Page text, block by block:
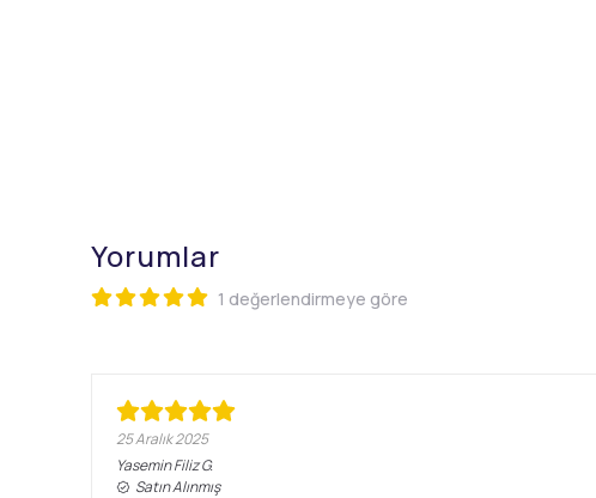
Yorumlar
1 değerlendirmeye göre
25 Aralık 2025
Yasemin FilizG.
Satın Alınmış